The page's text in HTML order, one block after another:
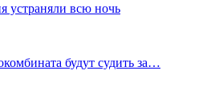
устраняли всю ночь
будут судить за…